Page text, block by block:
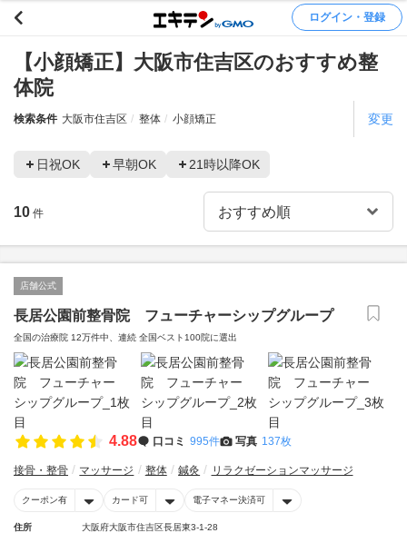
ログイン・登録
【小顔矯正】大阪市住吉区のおすすめ整
体院
検索条件 大阪市住吉区 整体 小顔矯正 変更
日祝OK 早朝OK 21時以降OK
10 件
店舗公式
長居公園前整骨院 フューチャーシップグループ
全国の治療院 12万件中、連続 全国ベスト100院に選出
4.88 口コミ 995件 写真 137枚
接骨・整骨 マッサージ 整体 鍼灸 リラクゼーションマッサージ
クーポン有 カード可 電子マネー決済可
住所
大阪府大阪市住吉区長居東3-1-28